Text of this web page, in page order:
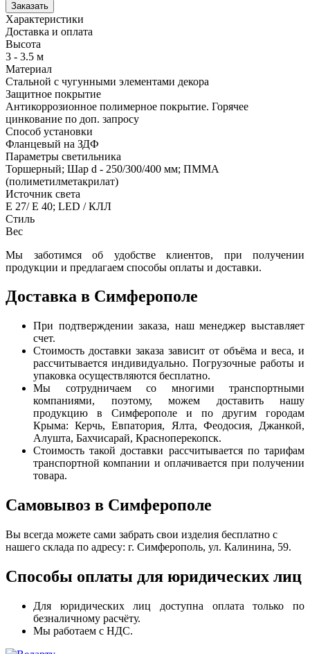
Заказать
Характеристики
Доставка и оплата
Высота
3 - 3.5 м
Материал
Стальной с чугунными элементами декора
Защитное покрытие
Антикоррозионное полимерное покрытие. Горячее
цинкование по доп. запросу
Способ установки
Фланцевый на ЗДФ
Параметры светильника
Торшерный; Шар d - 250/300/400 мм; ПММА
(полиметилметакрилат)
Источник света
Е 27/ Е 40; LED / КЛЛ
Стиль
Вес
Мы заботимся об удобстве клиентов, при получении
продукции и предлагаем способы оплаты и доставки.
Доставка в Симферополе
При подтверждении заказа, наш менеджер выставляет
счет.
Стоимость доставки заказа зависит от объёма и веса, и
рассчитывается индивидуально. Погрузочные работы и
упаковка осуществляются бесплатно.
Мы сотрудничаем со многими транспортными
компаниями, поэтому, можем доставить нашу
продукцию в Симферополе и по другим городам
Крыма: Керчь, Евпатория, Ялта, Феодосия, Джанкой,
Алушта, Бахчисарай, Красноперекопск.
Стоимость такой доставки рассчитывается по тарифам
транспортной компании и оплачивается при получении
товара.
Самовывоз в Симферополе
Вы всегда можете сами забрать свои изделия бесплатно с
нашего склада по адресу: г. Симферополь, ул. Калинина, 59.
Способы оплаты для юридических лиц
Для юридических лиц доступна оплата только по
безналичному расчёту.
Мы работаем с НДС.